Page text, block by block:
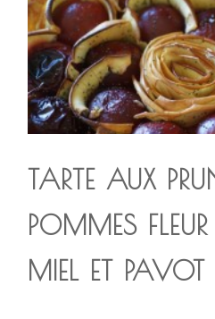
TARTE AUX
POMMES
MIEL ET PAVOT